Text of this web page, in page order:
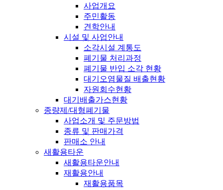
사업개요
주민활동
견학안내
시설 및 사업안내
소각시설 계통도
폐기물 처리과정
폐기물 반입 소각 현황
대기오염물질 배출현황
자원회수현황
대기배출가스현황
종량제/대형폐기물
사업소개 및 주문방법
종류 및 판매가격
판매소 안내
새활용타운
새활용타운안내
재활용안내
재활용품목